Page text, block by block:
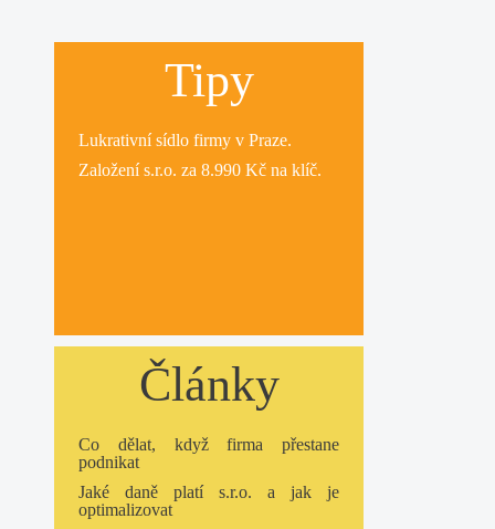
Tipy
Lukrativnísídlo firmy v Praze.
Založení s.r.o. za 8.990 Kč na klíč.
Články
Co dělat, když firma přestane
podnikat
Jaké daně platí s.r.o. a jak je
optimalizovat